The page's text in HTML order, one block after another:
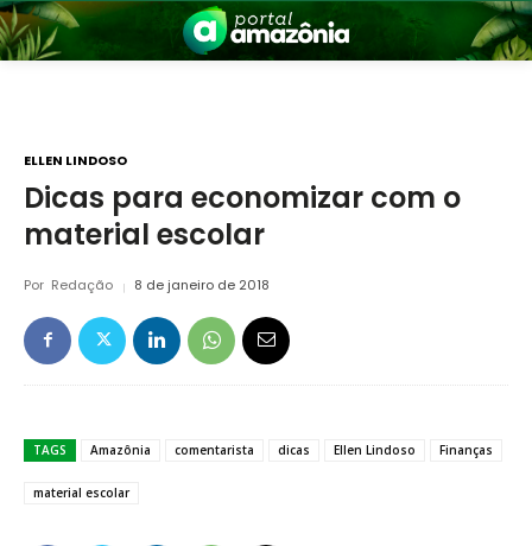
Amazônia
ELLEN LINDOSO
Dicas para economizar com o
material escolar
Por Redação 8 de janeiro de 2018
TAGS Amazônia comentarista dicas Ellen Lindoso Finanças
material escolar